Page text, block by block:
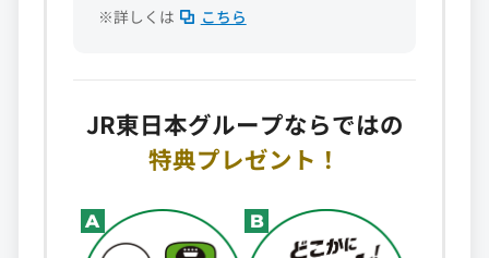
※詳しくは
こちら
JR東日本グループならではの
特典プレゼント！
A B